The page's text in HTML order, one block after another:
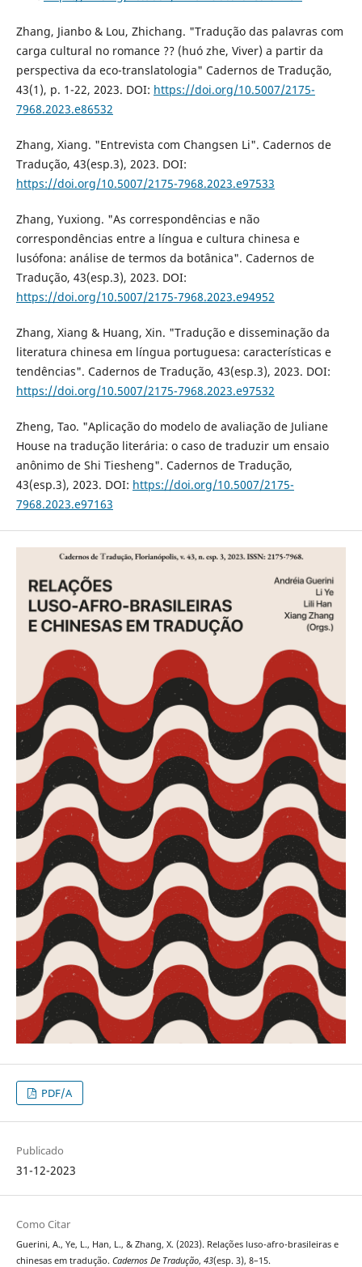
Zhang, Jianbo & Lou, Zhichang. "Tradução das palavras com
carga cultural no romance ?? (huó zhe, Viver) a partir da
perspectiva da eco-translatologia" Cadernos de Tradução,
43(1), p. 1-22, 2023. DOI: https://doi.org/10.5007/2175-
7968.2023.e86532
Zhang, Xiang. "Entrevista com Changsen Li". Cadernos de
Tradução, 43(esp.3), 2023. DOI:
https://doi.org/10.5007/2175-7968.2023.e97533
Zhang, Yuxiong. "As correspondências e não
correspondências entre a língua e cultura chinesa e
lusófona: análise de termos da botânica". Cadernos de
Tradução, 43(esp.3), 2023. DOI:
https://doi.org/10.5007/2175-7968.2023.e94952
Zhang, Xiang & Huang, Xin. "Tradução e disseminação da
literatura chinesa em língua portuguesa: características e
tendências". Cadernos de Tradução, 43(esp.3), 2023. DOI:
https://doi.org/10.5007/2175-7968.2023.e97532
Zheng, Tao. "Aplicação do modelo de avaliação de Juliane
House na tradução literária: o caso de traduzir um ensaio
anônimo de Shi Tiesheng". Cadernos de Tradução,
43(esp.3), 2023. DOI: https://doi.org/10.5007/2175-
7968.2023.e97163
PDF/A
Publicado
31-12-2023
Como Citar
Guerini, A., Ye, L., Han, L., & Zhang, X. (2023). Relações luso-afro-brasileiras e
chinesas em tradução. Cadernos De Tradução, 43(esp. 3), 8–15.